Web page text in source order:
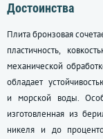
Достоинства
Плита бронзовая
пластичность,
механической
обладает
и морской воды.
изготовленная из
никеля и до